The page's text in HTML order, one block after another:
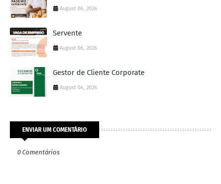
August 06, 2026
Servente
August 06, 2026
Gestor de Cliente Corporate
August 04, 2026
ENVIAR UM COMENTÁRIO
0 Comentários